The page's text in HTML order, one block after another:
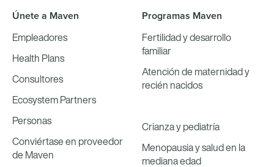
Únete a Maven
Empleadores
Health Plans
Consultores
Ecosystem Partners
Personas
Conviértase en proveedor
de Maven
Programas Maven
Fertilidad y desarrollo
familiar
Atención de maternidad y
recién nacidos
Crianza y pediatría
Menopausia y salud en la
mediana edad